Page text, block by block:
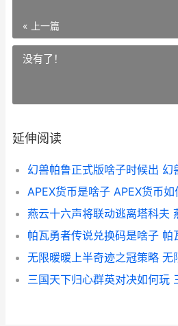
« 上一篇
没有了！
延伸阅读